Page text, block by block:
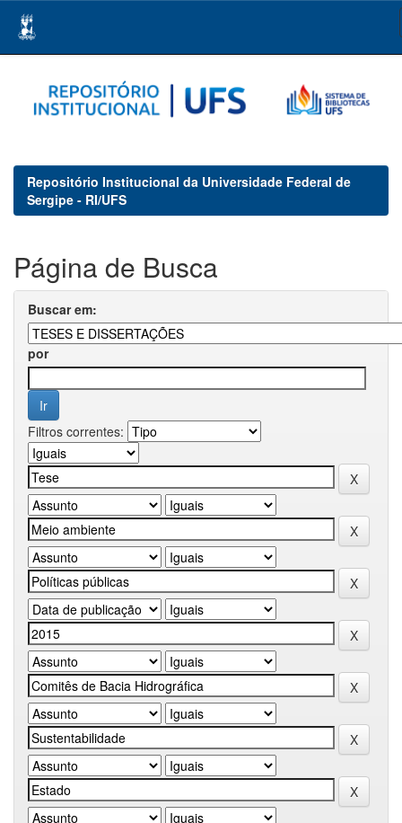
navigation
Repositório Institucional da Universidade Federal de
Sergipe - RI/UFS
Página de Busca
Buscar em:
por
Filtros correntes: